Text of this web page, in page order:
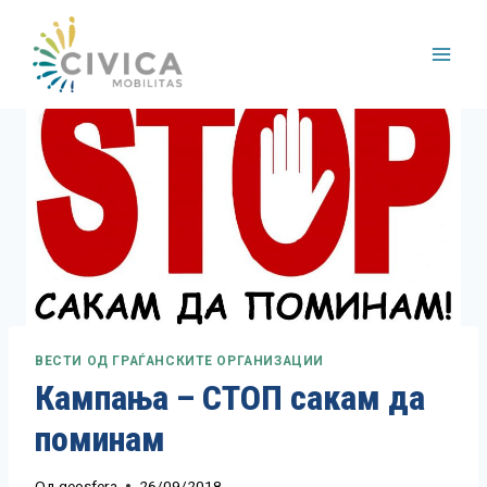
content
ВЕСТИ ОД ГРАЃАНСКИТЕ ОРГАНИЗАЦИИ
Кампања – СТОП сакам да
поминам